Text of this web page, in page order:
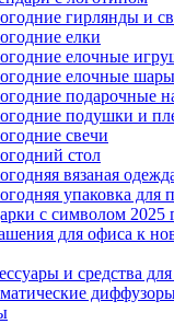
гирлянды и
елки
елочные
елочные
подарочные
подушки и
свечи
стол
вязаная
упаковка для
с символом 2025
для офиса к
и средства для